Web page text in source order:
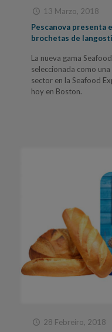
13 Marzo, 2018
Pescanova presenta
brochetas de
La nueva gama
seleccionada como
sector en la Seafood
hoy en Boston.
28 Febreiro, 2018